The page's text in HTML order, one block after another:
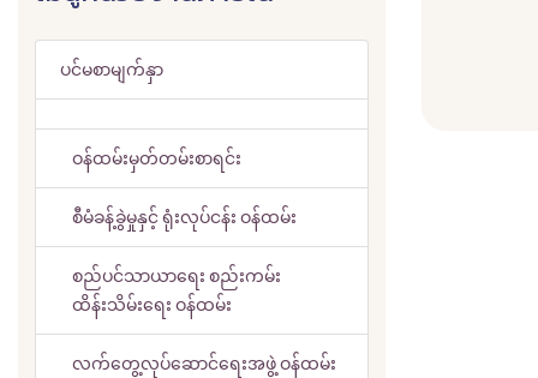
ပင်မစာမျက်နှာ
ဝန်ထမ်းမှတ်တမ်းစာရင်း
စီမံခန့်ခွဲမှုနှင့် ရုံးလုပ်ငန်း ဝန်ထမ်း
စည်ပင်သာယာရေး စည်းကမ်း
ထိန်းသိမ်းရေး ဝန်ထမ်း
လက်တွေ့လုပ်ဆောင်ရေးအဖွဲ့ ဝန်ထမ်း